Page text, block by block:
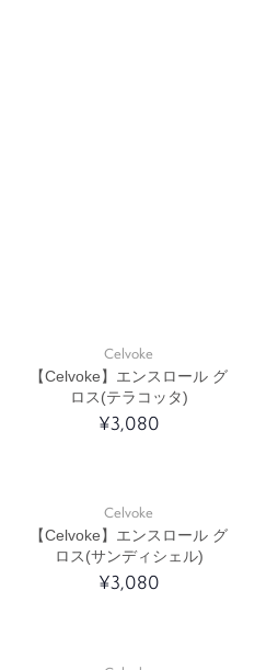
Celvoke
【Celvoke】エンスロール グ
ロス(テラコッタ)
¥3,080
Celvoke
【Celvoke】エンスロール グ
ロス(サンディシェル)
¥3,080